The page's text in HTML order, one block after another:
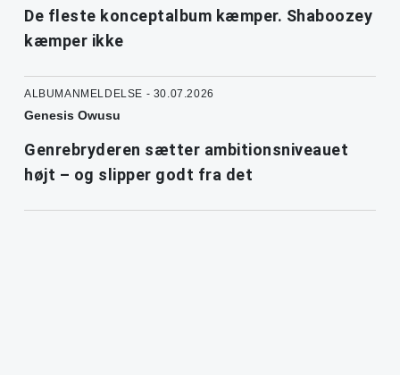
De fleste konceptalbum kæmper. Shaboozey
kæmper ikke
ALBUMANMELDELSE - 30.07.2026
Genesis Owusu
Genrebryderen sætter ambitionsniveauet
højt – og slipper godt fra det